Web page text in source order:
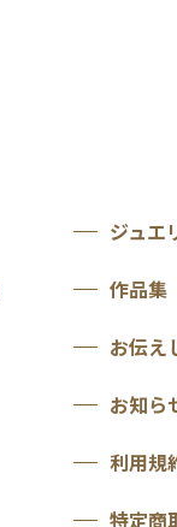
ジュエ
作品集
お伝え
お知ら
利用規
特定商